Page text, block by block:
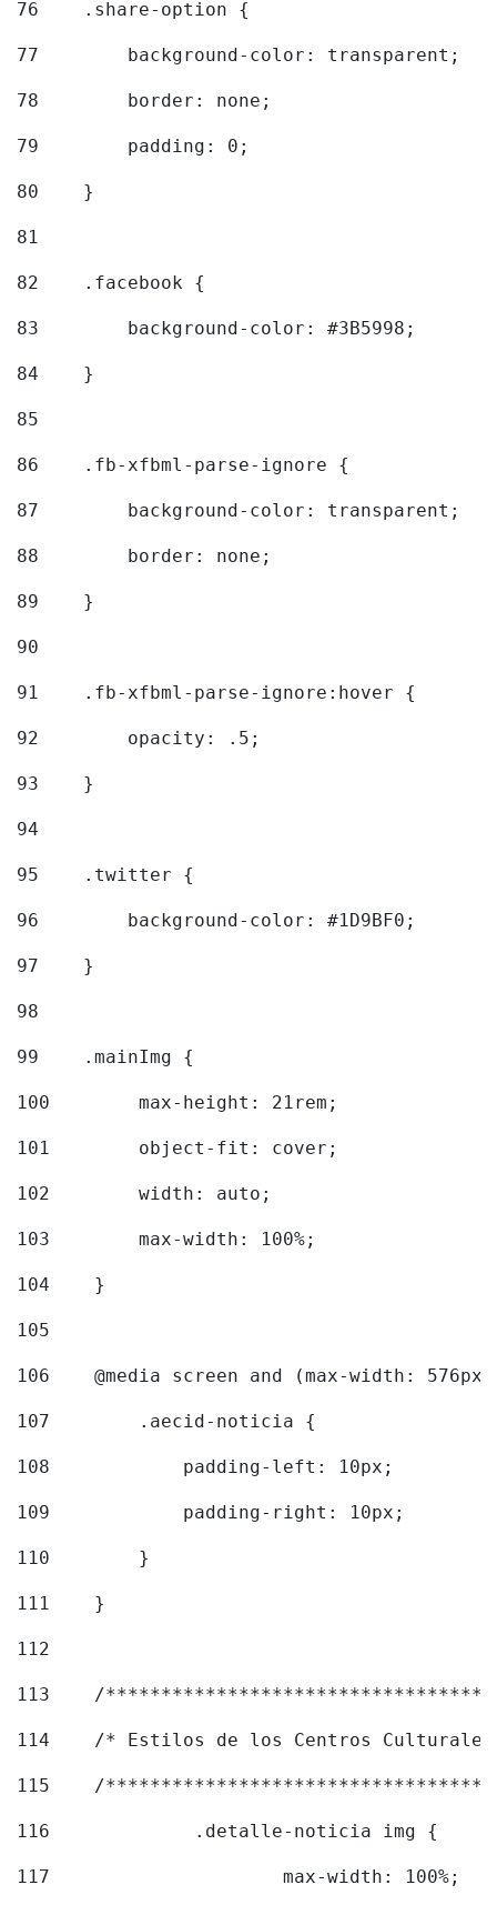
76
    .share-option {
77
        background-color: transparent;
78
        border: none;
79
        padding: 0;
80
    }
81
82
    .facebook {
83
        background-color: #3B5998;
84
    }
85
86
    .fb-xfbml-parse-ignore {
87
        background-color: transparent;
88
        border: none;
89
    }
90
91
    .fb-xfbml-parse-ignore:hover {
92
        opacity: .5;
93
    }
94
95
    .twitter {
96
        background-color: #1D9BF0;
97
    }
98
99
    .mainImg {
100
        max-height: 21rem;
101
        object-fit: cover;
102
        width: auto;
103
        max-width: 100%;
104
    }
105
106
@media screen and (max-width:
107
        .aecid-noticia {
108
            padding-left: 10px;
109
            padding-right: 10px;
110
        }
111
    }
112
113
/
114
/* Estilos de los Centros
115
/
116
		.detalle-noticia img {
117
			max-width: 100%;